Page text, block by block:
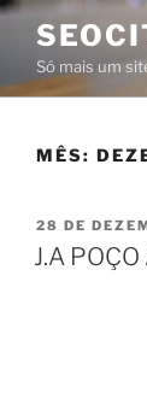
Só mais um
MÊS:
28 DE
J.A